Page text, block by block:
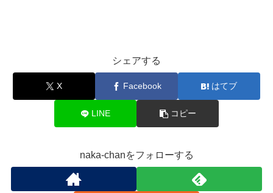
シェアする
X Facebook はてブ
LINE コピー
naka-chanをフォローする